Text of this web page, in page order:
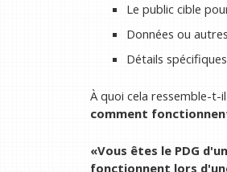
Le public cible
Données ou
Détails
À quoi cela ressemble-t-
comment
«Vous êtes le PDG
fonctionnent lors